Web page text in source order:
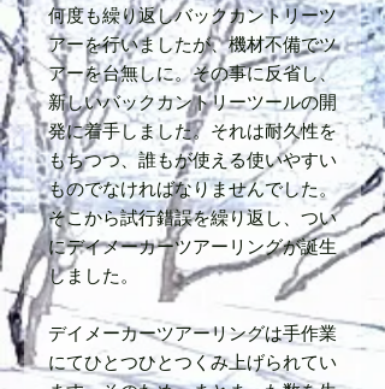
何度も繰り返しバックカントリーツ
アーを行いましたが、機材不備でツ
アーを台無しに。その事に反省し、
新しいバックカントリーツールの開
発に着手しました。それは耐久性を
もちつつ、誰もが使える使いやすい
ものでなければなりませんでした。
そこから試行錯誤を繰り返し、つい
にデイメーカーツアーリングが誕生
しました。
デイメーカーツアーリングは手作業
にてひとつひとつくみ上げられてい